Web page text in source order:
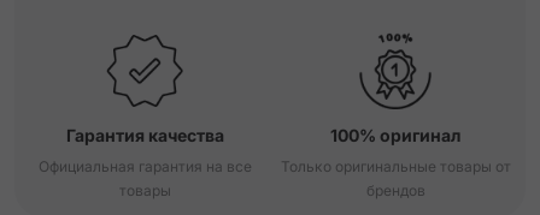
Гарантия качества
Официальная гарантия на все
товары
100% оригинал
Только оригинальные товары от
брендов